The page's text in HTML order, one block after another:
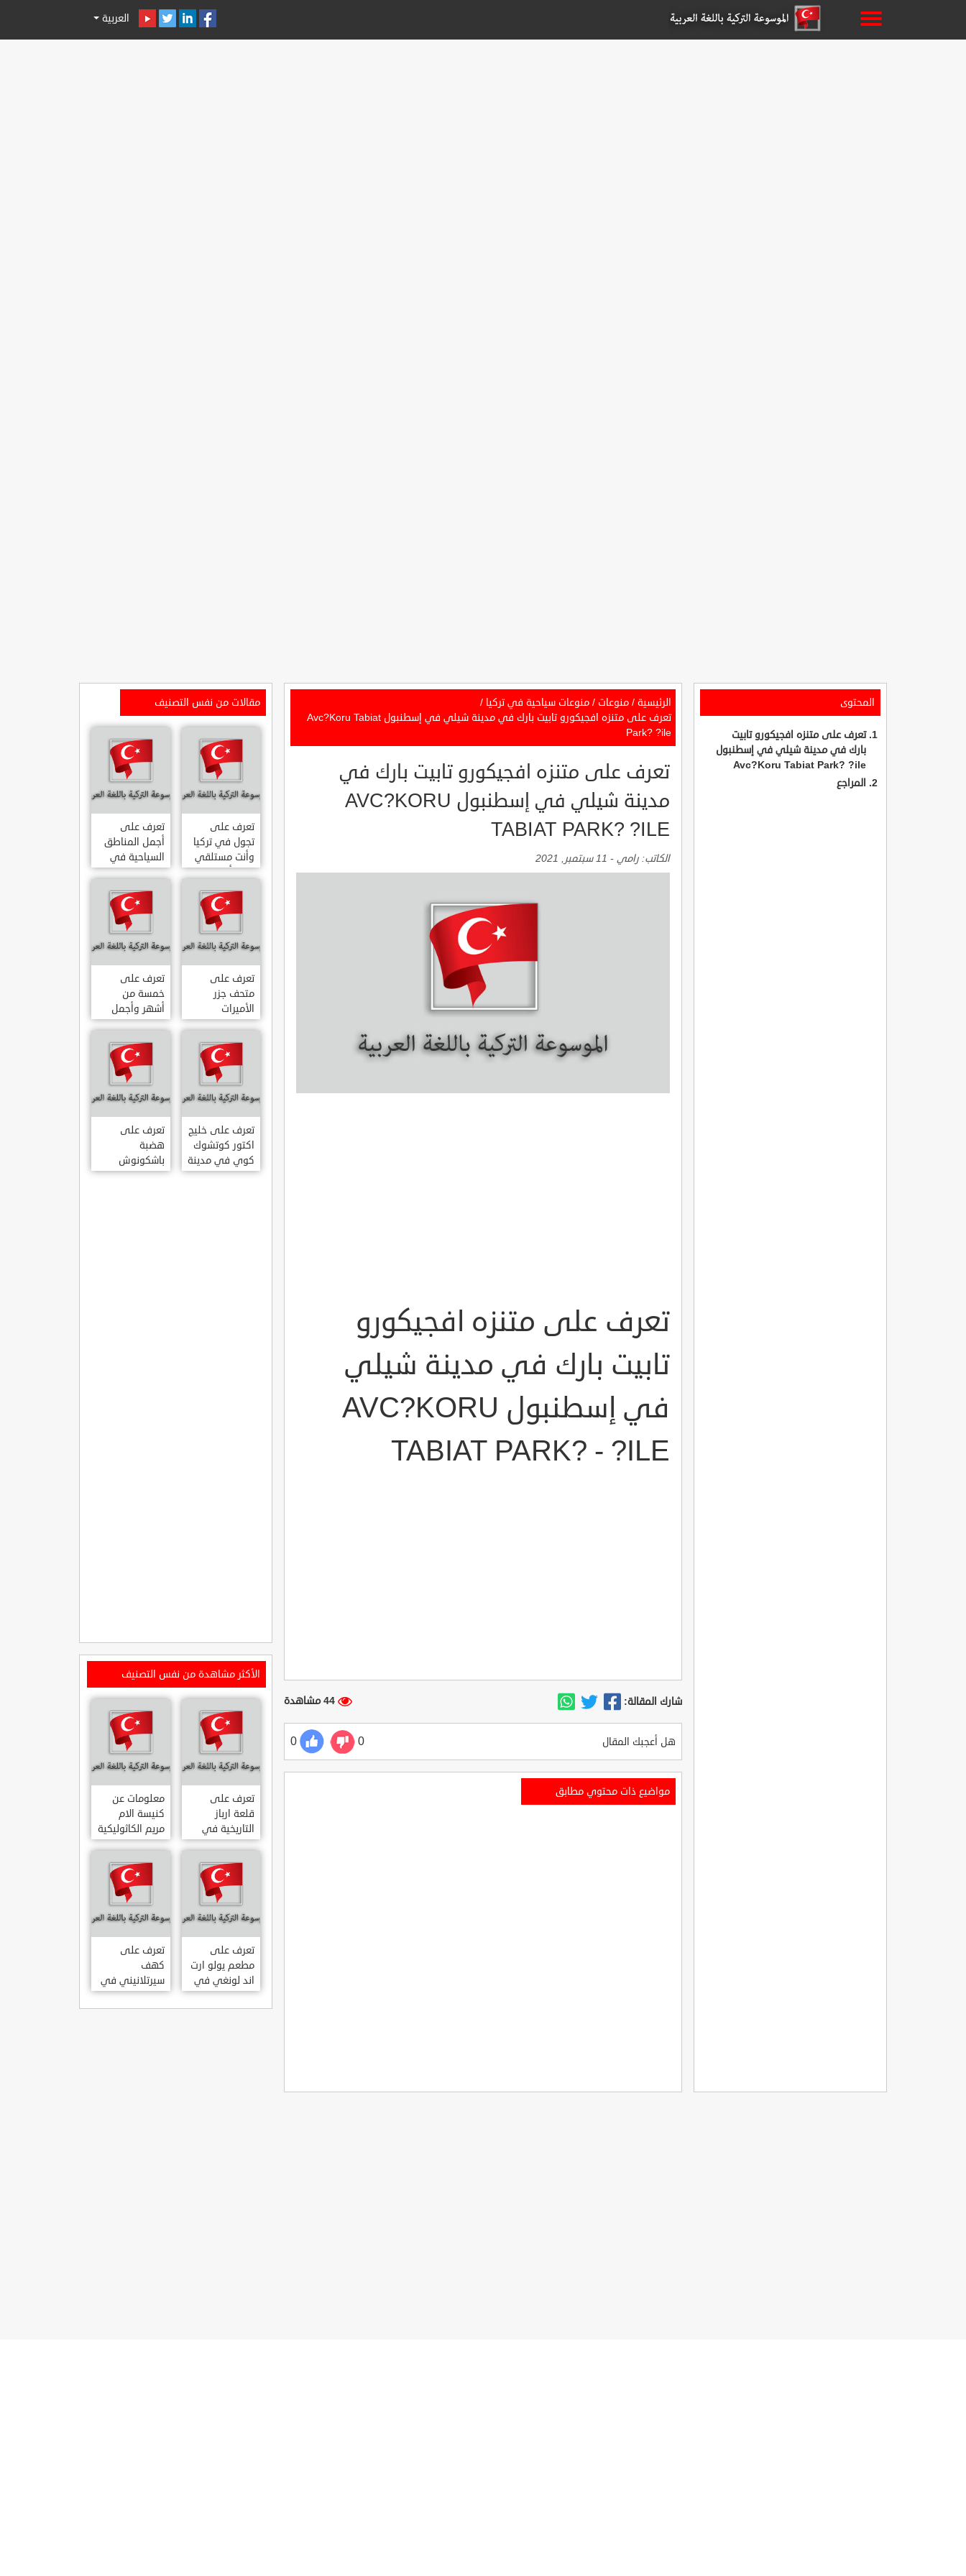
العربية
المحتوى
تعرف على متنزه افجيكورو تابيت
بارك في مدينة شيلي في إسطنبول
Avc?Koru Tabiat Park? ?ile
المراجع
الرئيسية / منوعات / منوعات سياحية في تركيا /
تعرف على متنزه افجيكورو تابيت بارك في مدينة شيلي في إسطنبول Avc?Koru Tabiat
Park? ?ile
تعرف على متنزه افجيكورو تابيت بارك في
مدينة شيلي في إسطنبول AVC?KORU
TABIAT PARK? ?ILE
الكاتب: رامي - 11 سبتمبر, 2021
تعرف على متنزه افجيكورو
تابيت بارك في مدينة شيلي
في إسطنبول AVC?KORU
TABIAT PARK? - ?ILE
شارك المقالة: 44 مشاهدة
هل أعجبك المقال 0
0
مواضيع ذات محتوي مطابق
مقالات من نفس التصنيف
تعرف على
تجول في تركيا
وأنت مستلقي
على أريكتك
..السياحة
الافتراضية.
تعرف على
أجمل المناطق
السياحية في
اسطنبول
المشهورة في
تعرف على
متحف جزر
الأميرات
ADALAR
MÜZESI
تعرف على
خمسة من
أشهر وأجمل
قصور اسطنبول
تعرف على خليج
اكتور كوتشوك
كوي في مدينة
داتشا الساحلية
تعرف على
هضبة
باشكونوش
الطبيعية في
الأكثر مشاهدة من نفس التصنيف
تعرف على
قلعة ارباز
التاريخية في
ولاية ايدن.. من
القلاع الدولة
العثمانية
ARPAZ
KALESI AYDIN
معلومات عن
كنيسة الام
مريم الكاثوليكية
في هاتي .. من
معالم المدينة
التاريخية
والدينية
MERYEM ANA
KATOLIK
KILISESI
HATAY
تعرف على
مطعم يولو ارت
اند لونغي في
ازمير .. مطعم
بجدران متحف
تعرف على
كهف
سيرتلانيني في
ولاية ايدن .. من
اعاجيب الطبيعة